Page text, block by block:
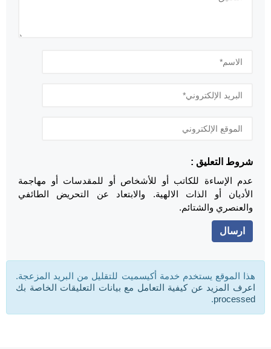
شروط التعليق :
عدم الإساءة للكاتب أو للأشخاص أو للمقدسات أو مهاجمة
الأديان أو الذات الالهية. والابتعاد عن التحريض الطائفي
والعنصري والشتائم.
هذا الموقع يستخدم خدمة أكيسميت للتقليل من البريد المزعجة.
اعرف المزيد عن كيفية التعامل مع بيانات التعليقات الخاصة بك
processed
.